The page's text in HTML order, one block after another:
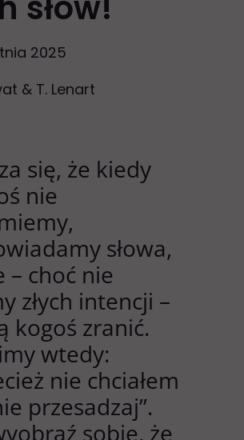
& T. Lenart
2025
się, że kiedy
nie
słowa,
– choć nie
złych intencji –
kogoś zranić.
wtedy:
nie chciałem
przesadzaj”.
sobie, że